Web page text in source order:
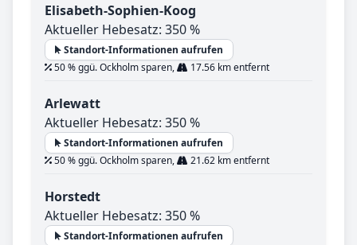
Elisabeth-Sophien-Koog
Aktueller Hebesatz: 350 %
Standort-Informationen aufrufen
50 % ggü. Ockholm sparen,
17.56 km entfernt
Arlewatt
Aktueller Hebesatz: 350 %
Standort-Informationen aufrufen
50 % ggü. Ockholm sparen,
21.62 km entfernt
Horstedt
Aktueller Hebesatz: 350 %
Standort-Informationen aufrufen